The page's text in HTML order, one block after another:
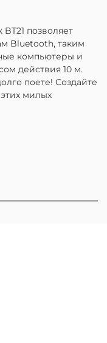
позволяет
Bluetooth, таким
компьютеры и
действия 10 м.
поете! Создайте
милых